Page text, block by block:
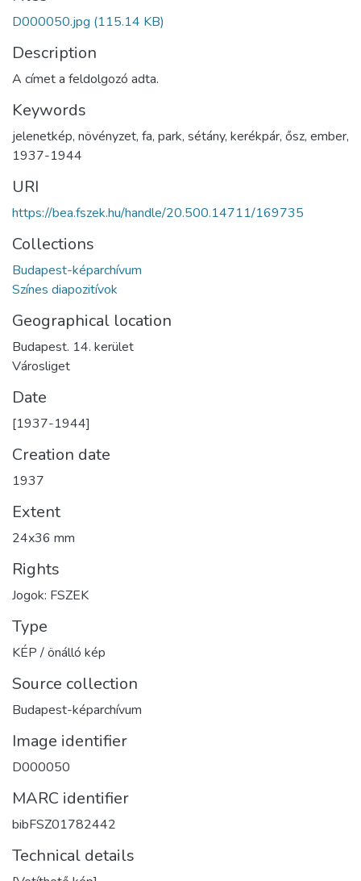
D000050.jpg (115.14 KB)
Description
A címet a feldolgozó adta.
Keywords
jelenetkép, növényzet, fa, park, sétány, kerékpár, ősz, ember,
1937-1944
URI
https://bea.fszek.hu/handle/20.500.14711/169735
Collections
Budapest-képarchívum
Színes diapozitívok
Geographical location
Budapest. 14. kerület
Városliget
Date
[1937-1944]
Creation date
1937
Extent
24x36 mm
Rights
Jogok: FSZEK
Type
KÉP / önálló kép
Source collection
Budapest-képarchívum
Image identifier
D000050
MARC identifier
bibFSZ01782442
Technical details